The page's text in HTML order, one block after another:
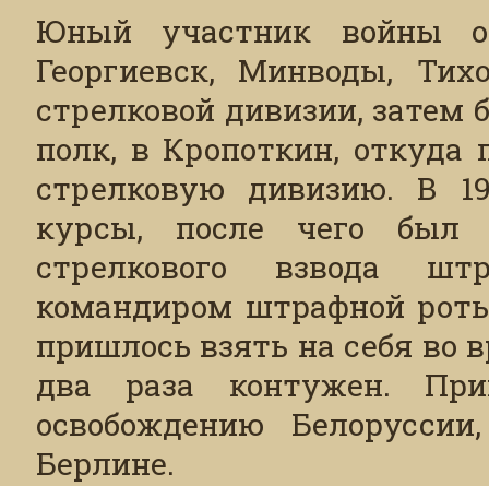
Юный участник войны
Георгиевск, Минводы,
стрелковой дивизии, затем
полк, в Кропоткин, откуда
стрелковую дивизию. В
курсы, после чего был
стрелкового взвода
командиром штрафной
пришлось взять на себя во
два раза контужен.
освобождению
Берлине.